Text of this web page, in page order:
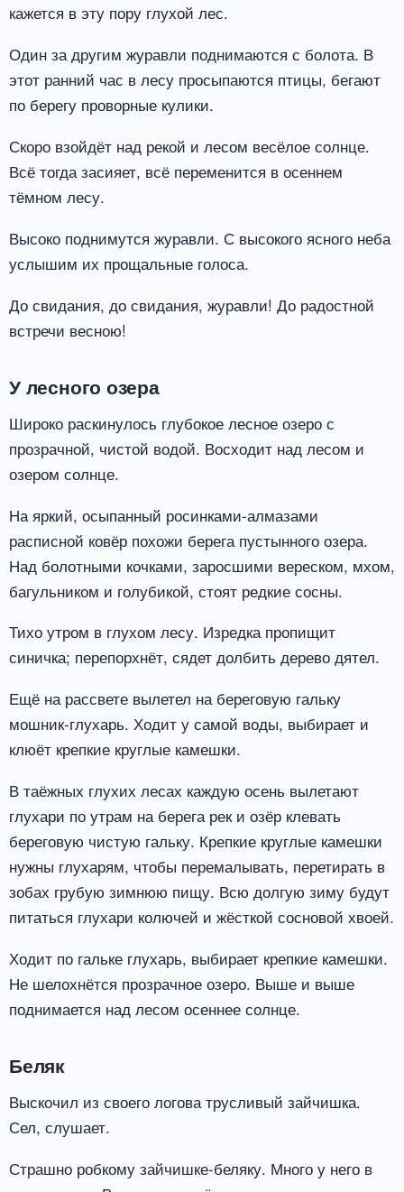
кажется в эту пору глухой лес.
Один за другим журавли поднимаются с болота. В
этот ранний час в лесу просыпаются птицы, бегают
по берегу проворные кулики.
Скоро взойдёт над рекой и лесом весёлое солнце.
Всё тогда засияет, всё переменится в осеннем
тёмном лесу.
Высоко поднимутся журавли. С высокого ясного неба
услышим их прощальные голоса.
До свидания, до свидания, журавли! До радостной
встречи весною!
У лесного озера
Широко раскинулось глубокое лесное озеро с
прозрачной, чистой водой. Восходит над лесом и
озером солнце.
На яркий, осыпанный росинками-алмазами
расписной ковёр похожи берега пустынного озера.
Над болотными кочками, заросшими вереском, мхом,
багульником и голубикой, стоят редкие сосны.
Тихо утром в глухом лесу. Изредка пропищит
синичка; перепорхнёт, сядет долбить дерево дятел.
Ещё на рассвете вылетел на береговую гальку
мошник-глухарь. Ходит у самой воды, выбирает и
клюёт крепкие круглые камешки.
В таёжных глухих лесах каждую осень вылетают
глухари по утрам на берега рек и озёр клевать
береговую чистую гальку. Крепкие круглые камешки
нужны глухарям, чтобы перемалывать, перетирать в
зобах грубую зимнюю пищу. Всю долгую зиму будут
питаться глухари колючей и жёсткой сосновой хвоей.
Ходит по гальке глухарь, выбирает крепкие камешки.
Не шелохнётся прозрачное озеро. Выше и выше
поднимается над лесом осеннее солнце.
Беляк
Выскочил из своего логова трусливый зайчишка.
Сел, слушает.
Страшно робкому зайчишке-беляку. Много у него в